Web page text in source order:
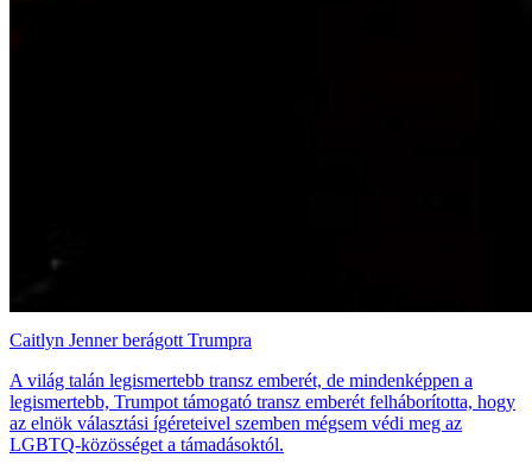
Caitlyn Jenner berágott Trumpra
A világ talán legismertebb transz emberét, de mindenképpen a
legismertebb, Trumpot támogató transz emberét felháborította, hogy
az elnök választási ígéreteivel szemben mégsem védi meg az
LGBTQ-közösséget a támadásoktól.